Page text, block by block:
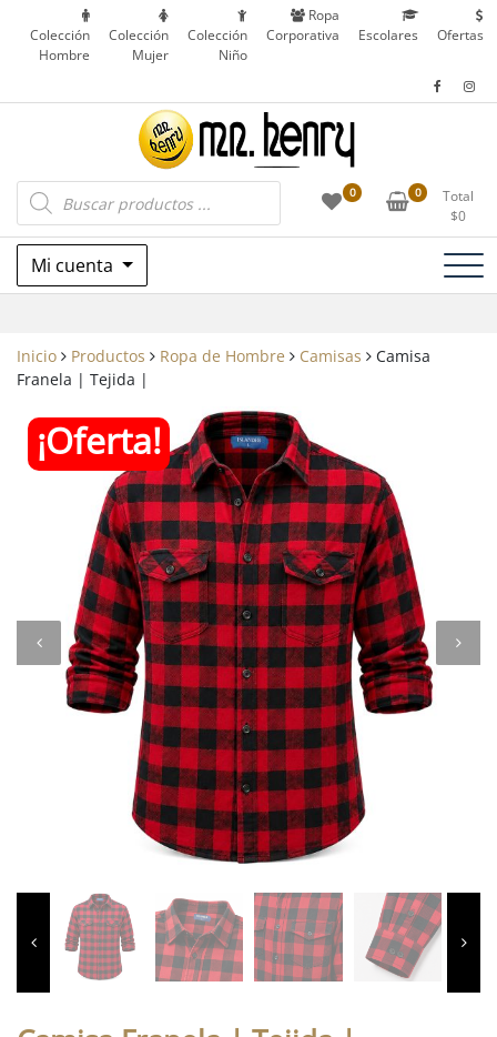
contenido
Colección
Hombre
Colección
Mujer
Colección
Niño
Ropa
Corporativa
Escolares Ofertas
Mr. Henry
Ropa Corporativa, Outdoor, Uniformes
Escolares y más en Patronato, Recoleta – Chile
Búsqueda
de
productos
0 0
Total
$0
Mi cuenta
Inicio Productos Ropa de Hombre Camisas
Camisa
Franela | Tejida |
¡Oferta!